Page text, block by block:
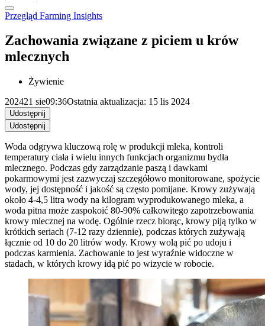
Przegląd Farming Insights
Zachowania związane z piciem u krów
mlecznych
Żywienie
202421 sie09:36Ostatnia aktualizacja: 15 lis 2024
Udostępnij
Udostępnij
Woda odgrywa kluczową rolę w produkcji mleka, kontroli
temperatury ciała i wielu innych funkcjach organizmu bydła
mlecznego. Podczas gdy zarządzanie paszą i dawkami
pokarmowymi jest zazwyczaj szczegółowo monitorowane, spożycie
wody, jej dostępność i jakość są często pomijane. Krowy zużywają
około 4-4,5 litra wody na kilogram wyprodukowanego mleka, a
woda pitna może zaspokoić 80-90% całkowitego zapotrzebowania
krowy mlecznej na wodę. Ogólnie rzecz biorąc, krowy piją tylko w
krótkich seriach (7-12 razy dziennie), podczas których zużywają
łącznie od 10 do 20 litrów wody. Krowy wolą pić po udoju i
podczas karmienia. Zachowanie to jest wyraźnie widoczne w
stadach, w których krowy idą pić po wizycie w robocie.